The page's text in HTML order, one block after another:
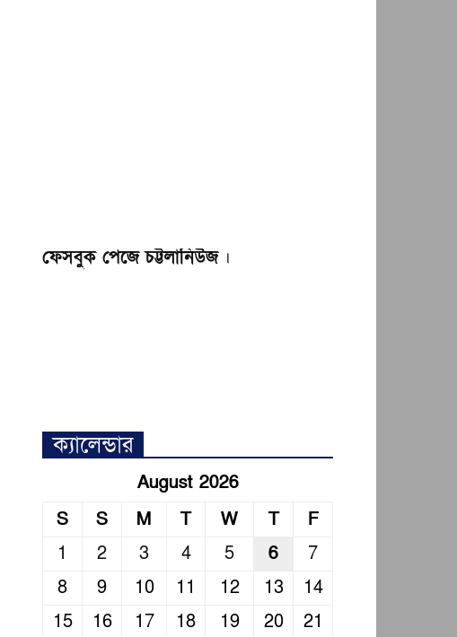
ফেসবুক পেজে চট্টলানিউজ ।
ক্যালেন্ডার
August 2026
S
S M T W T
F
1
2 3 4 5 6
7
8
9 10 11 12 13
14
15
16 17 18 19 20
21